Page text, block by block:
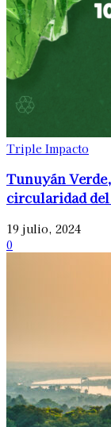
Triple Impacto
Tunuyán
circularidad del
19 julio, 2024
0